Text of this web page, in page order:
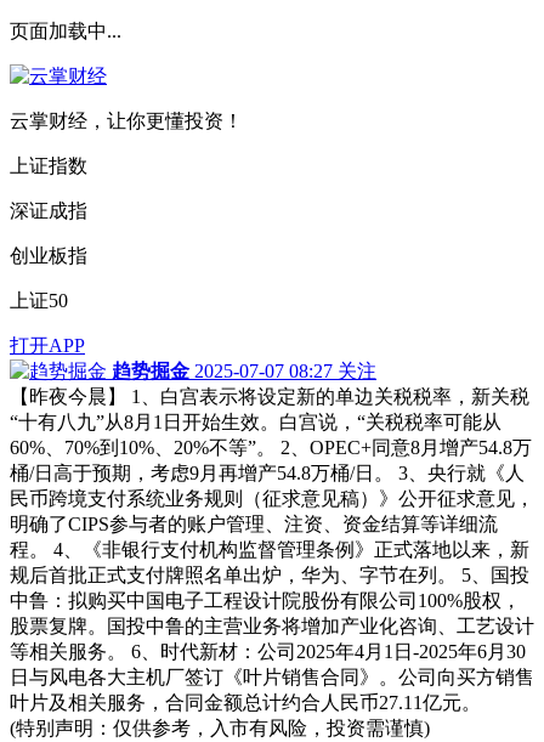
页面加载中...
云掌财经，让你更懂投资！
上证指数
深证成指
创业板指
上证50
打开APP
趋势掘金 2025-07-07 08:27 关注
【昨夜今晨】 1、白宫表示将设定新的单边关税税率，新关税
“十有八九”从8月1日开始生效。白宫说，“关税税率可能从
60%、70%到10%、20%不等”。 2、OPEC+同意8月增产54.8万
桶/日高于预期，考虑9月再增产54.8万桶/日。 3、央行就《人
民币跨境支付系统业务规则（征求意见稿）》公开征求意见，
明确了CIPS参与者的账户管理、注资、资金结算等详细流
程。 4、《非银行支付机构监督管理条例》正式落地以来，新
规后首批正式支付牌照名单出炉，华为、字节在列。 5、国投
中鲁：拟购买中国电子工程设计院股份有限公司100%股权，
股票复牌。国投中鲁的主营业务将增加产业化咨询、工艺设计
等相关服务。 6、时代新材：公司2025年4月1日-2025年6月30
日与风电各大主机厂签订《叶片销售合同》。公司向买方销售
叶片及相关服务，合同金额总计约合人民币27.11亿元。
(特别声明：仅供参考，入市有风险，投资需谨慎)